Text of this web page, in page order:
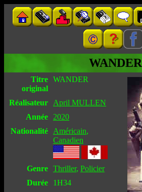
WANDER
Titre
original
WANDER
Réalisateur
April MULLEN
Année
2020
Nationalité
Américain,
Canadien
Genre Thriller, Policier
Durée
1H34